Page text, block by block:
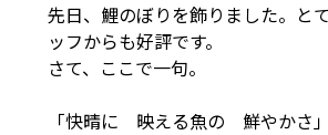
先日、鯉のぼりを飾りました。と
ッフからも好評です。
さて、ここで一句。
「快晴に 映える魚の 鮮やかさ」